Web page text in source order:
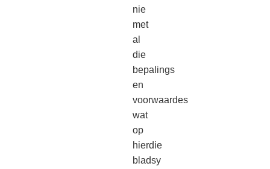
nie
met
al
die
bepalings
en
voorwaardes
wat
op
hierdie
bladsy